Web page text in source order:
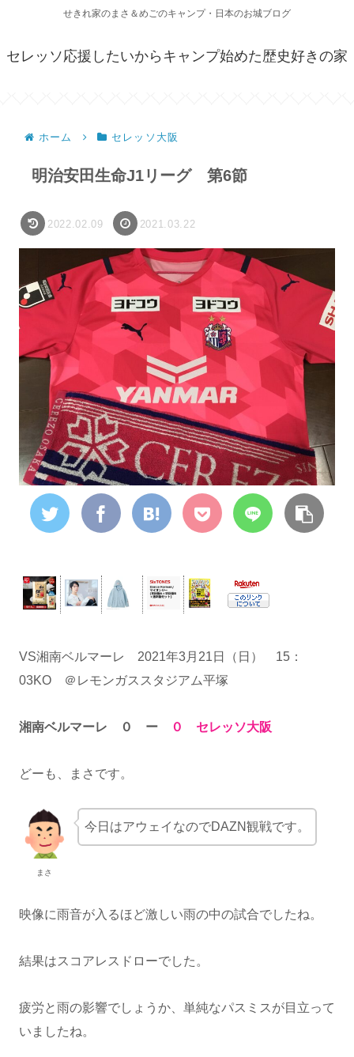
せきれ家のまさ＆めごのキャンプ・日本のお城ブログ
セレッソ応援したいからキャンプ始めた歴史好きの家
ホーム セレッソ大阪
明治安田生命J1リーグ 第6節
2022.02.09 2021.03.22
VS湘南ベルマーレ 2021年3月21日（日） 15：
03KO ＠レモンガススタジアム平塚
湘南ベルマーレ ０ ー ０ セレッソ大阪
どーも、まさです。
まさ
今日はアウェイなのでDAZN観戦です。
映像に雨音が入るほど激しい雨の中の試合でしたね。
結果はスコアレスドローでした。
疲労と雨の影響でしょうか、単純なパスミスが目立って
いましたね。